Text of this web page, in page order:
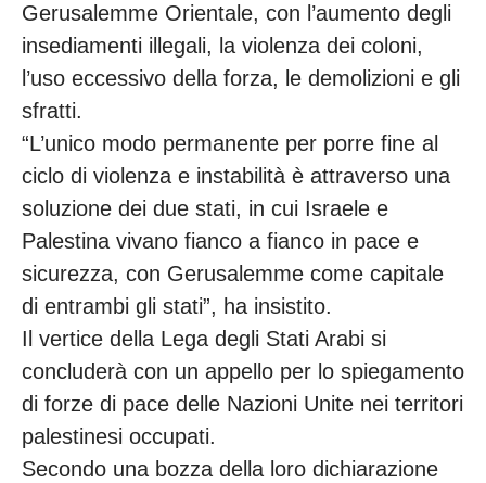
Gerusalemme Orientale, con l’aumento degli
insediamenti illegali, la violenza dei coloni,
l’uso eccessivo della forza, le demolizioni e gli
sfratti.
“L’unico modo permanente per porre fine al
ciclo di violenza e instabilità è attraverso una
soluzione dei due stati, in cui Israele e
Palestina vivano fianco a fianco in pace e
sicurezza, con Gerusalemme come capitale
di entrambi gli stati”, ha insistito.
Il vertice della Lega degli Stati Arabi si
concluderà con un appello per lo spiegamento
di forze di pace delle Nazioni Unite nei territori
palestinesi occupati.
Secondo una bozza della loro dichiarazione